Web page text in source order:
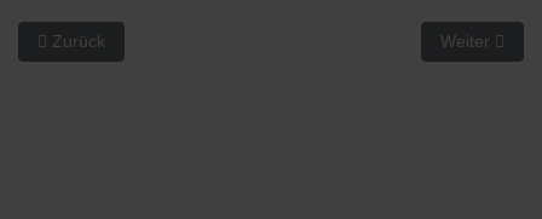
Vorheriger Beitrag: Fahreindrücke
Zurück Nächster
Weiter